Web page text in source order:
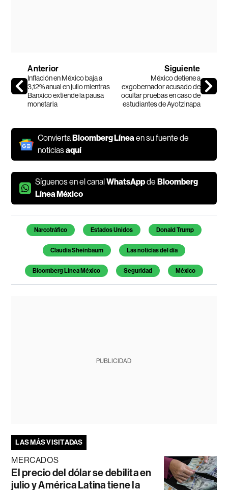
Anterior
Inflación en México baja a
3,12% anual en julio mientras
Banxico extiende la pausa
monetaria
Siguiente
México detiene a
exgobernador acusado de
ocultar pruebas en caso de
estudiantes de Ayotzinapa
Convierta Bloomberg Líneaen su fuente de
noticiasaquí
Síguenos en el canalWhatsAppde Bloomberg
Línea México
Temas de este artículo
Narcotráfico Estados Unidos Donald Trump
Claudia Sheinbaum Las noticias del día
Bloomberg Línea México Seguridad México
PUBLICIDAD
LAS MÁS VISITADAS
MERCADOS
El precio del dólar se debilita en
julio y América Latina tiene la